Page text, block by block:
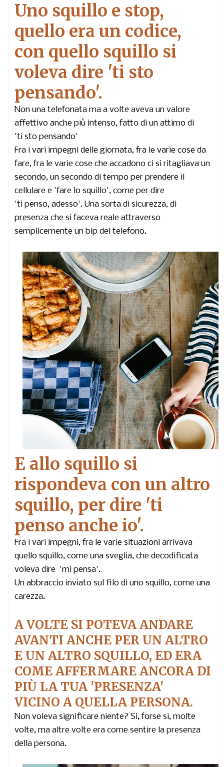
Uno squillo e stop,
quello era un codice,
con quello squillo si
voleva dire 'ti sto
pensando'.
Non una telefonata ma a volte aveva un valore
affettivo anche più intenso, fatto di un attimo di
'ti sto pensando'
Fra i vari impegni delle giornata, fra le varie cose da
fare, fra le varie cose che accadono ci si ritagliava un
secondo, un secondo di tempo per prendere il
cellulare e 'fare lo squillo', come per dire
'ti penso, adesso'. Una sorta di sicurezza, di
presenza che si faceva reale attraverso
semplicemente un bip del telefono.
E allo squillo si
rispondeva con un altro
squillo, per dire 'ti
penso anche io'.
Fra i vari impegni, fra le varie situazioni arrivava
quello squillo, come una sveglia, che decodificata
voleva dire 'mi pensa'.
Un abbraccio inviato sul filo di uno squillo, come una
carezza.
A VOLTE SI POTEVA ANDARE
AVANTI ANCHE PER UN ALTRO
E UN ALTRO SQUILLO, ED ERA
COME AFFERMARE ANCORA DI
PIÙ LA TUA 'PRESENZA'
VICINO A QUELLA PERSONA.
Non voleva significare niente? Si, forse si, molte
volte, ma altre volte era come sentire la presenza
della persona.